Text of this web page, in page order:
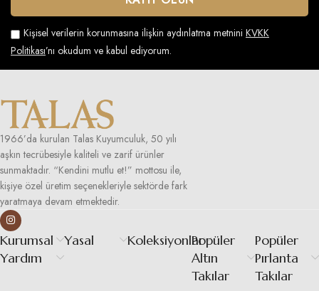
Kişisel verilerin korunmasına ilişkin aydınlatma metnini KVKK
Politikası’nı okudum ve kabul ediyorum.
1966’da kurulan Talas Kuyumculuk, 50 yılı
aşkın tecrübesiyle kaliteli ve zarif ürünler
sunmaktadır. “Kendini mutlu et!” mottosu ile,
kişiye özel üretim seçenekleriyle sektörde fark
yaratmaya devam etmektedir.
Kurumsal
Yardım
Yasal KoleksiyonlarPopüler
Altın
Takılar
Popüler
Pırlanta
Takılar